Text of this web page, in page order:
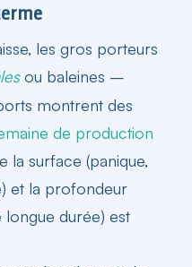
les gros porteurs
ou baleines –
montrent des
de production
la surface (panique,
et la profondeur
longue durée) est